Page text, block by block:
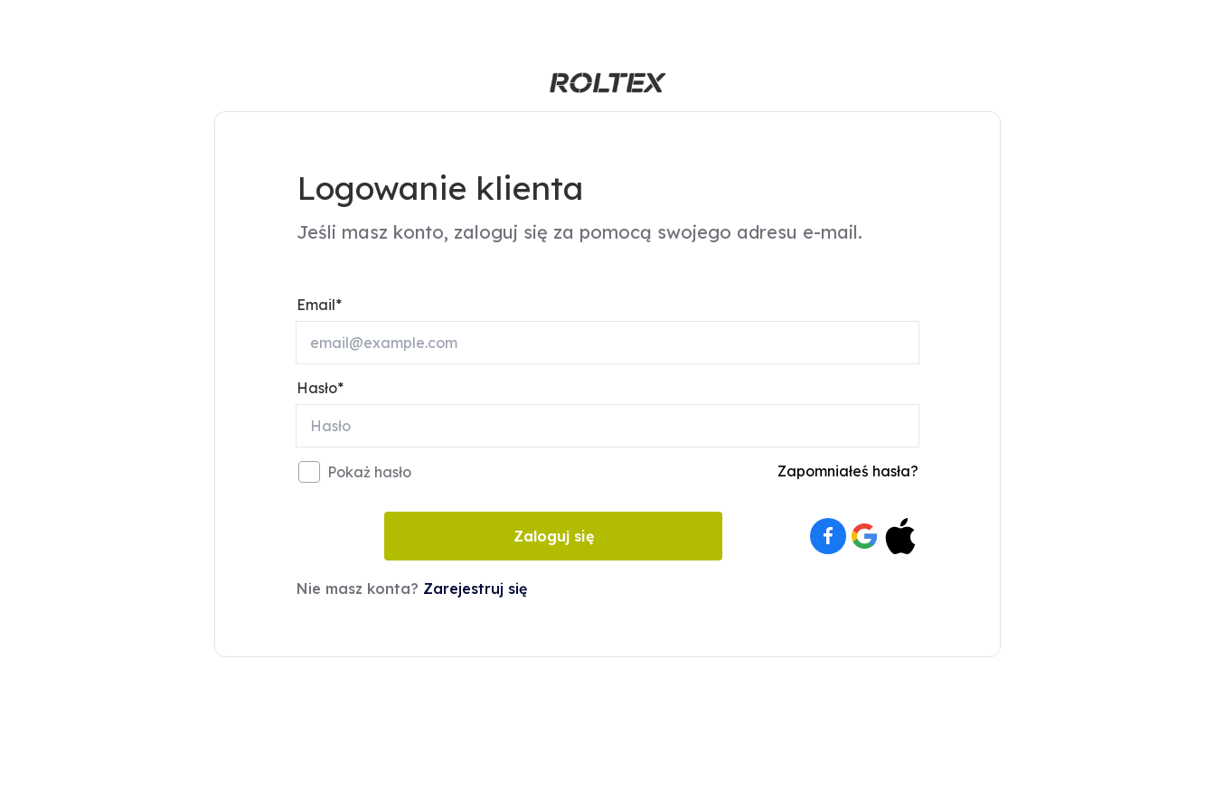
Logowanie klienta
Jeśli masz konto, zaloguj się za pomocą swojego adresu e-mail.
Email
Hasło
Pokaż hasło Zapomniałeś hasła?
Zaloguj się
Nie masz konta? Zarejestruj się